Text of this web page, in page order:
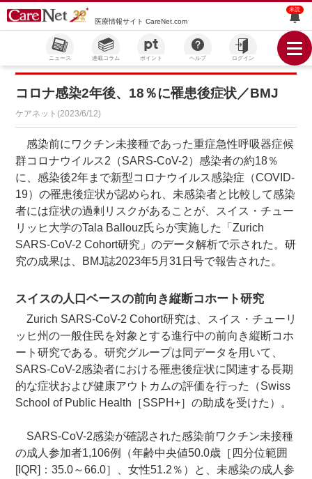
医療情報サイト CareNet.com
未読
ニュース 連載コラム ポイント ヘルプ ログイン
コロナ感染2年後、18％に罹患後症状／BMJ
ケアネット(2023/6/12)
感染前にワクチン未接種であった重症急性呼吸器症候
群コロナウイルス2（SARS-CoV-2）感染者の約18％
に、感染後2年まで新型コロナウイルス感染症（COVID-
19）の罹患後症状が認められ、未感染者と比較して感染
者には症状の過剰リスクがあることが、スイス・チュー
リッヒ大学のTala Ballouz氏らが実施した「Zurich
SARS-CoV-2 Cohort研究」のデータ解析で示された。研
究の成果は、BMJ誌2023年5月31日号で報告された。
スイスの人口ベースの前向き縦断コホート研究
Zurich SARS-CoV-2 Cohort研究は、スイス・チューリ
ッヒ州の一般住民を対象とする進行中の前向き縦断コホ
ート研究である。研究グループは同データを用いて、
SARS-CoV-2感染者における罹患後症状に関連する長期
的な症状および健康アウトカムの評価を行った（Swiss
School of Public Health［SSPH+］の助成を受けた）。
SARS-CoV-2感染が確認された感染前ワクチン未接種
の成人参加者1,106例（年齢中央値50.0歳［四分位範囲
[IQR]：35.0～66.0］、女性51.2％）と、未感染の成人参